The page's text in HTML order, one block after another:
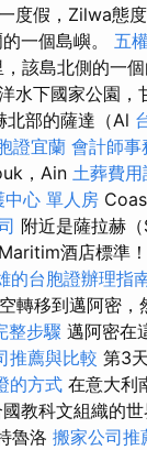
度假，Zilwa態
一個島嶼。 五
該島北側的一
水下國家公園，
北部的薩達（Al
證宜蘭 會計師事
，Ain 土葬費
中心 單人房
附近是薩拉赫
酒店標準！
的台胞證辦理指
轉移到邁阿密，
整步驟 邁阿密在
推薦與比較 第3
的方式 在意大利
教科文組織的
魯洛 搬家公司推